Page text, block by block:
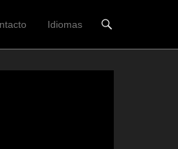
Idiomas